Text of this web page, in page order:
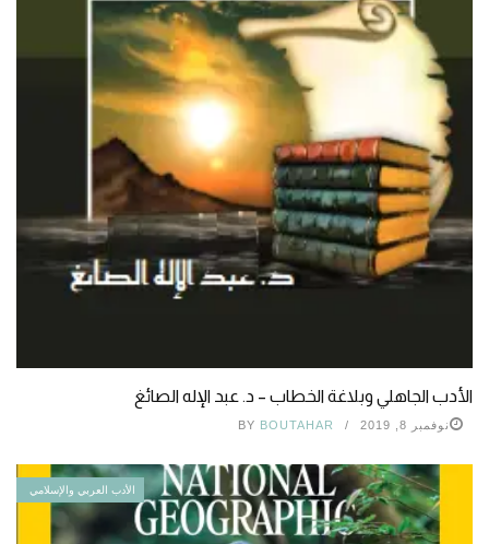
الأدب الجاهلي وبلاغة الخطاب – د. عبد الإله الصائغ
نوفمبر 8, 2019 BY BOUTAHAR
الأدب العربي والإسلامي